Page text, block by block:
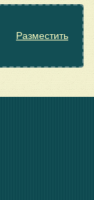
Разместить